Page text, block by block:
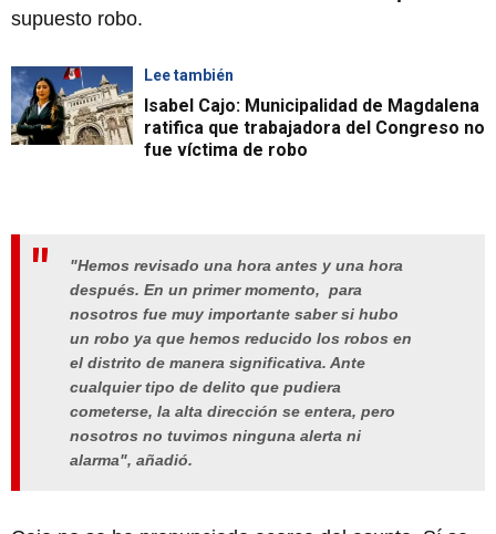
supuesto robo.
Lee también
Isabel Cajo: Municipalidad de Magdalena
ratifica que trabajadora del Congreso no
fue víctima de robo
"Hemos revisado una hora antes y una hora
después. En un primer momento, para
nosotros fue muy importante saber si hubo
un robo ya que hemos reducido los robos en
el distrito de manera significativa. Ante
cualquier tipo de delito que pudiera
cometerse, la alta dirección se entera, pero
nosotros no tuvimos ninguna alerta ni
alarma", añadió.